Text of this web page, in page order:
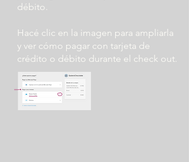
débito.
Hacé clic en la imagen para ampliarla
y ver cómo pagar con tarjeta de
crédito o débito durante el check out.